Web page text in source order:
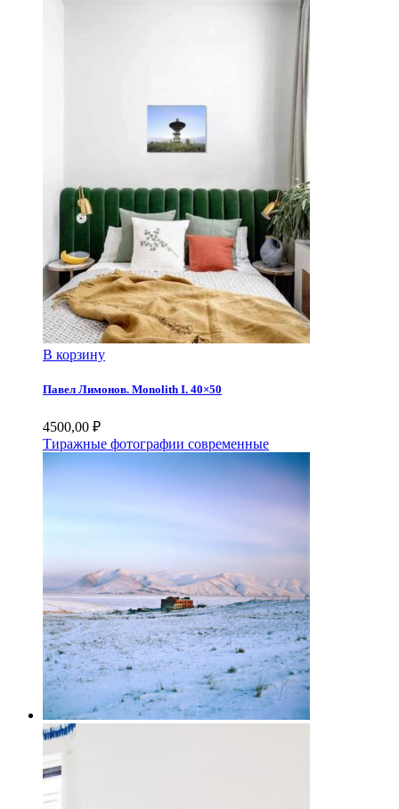
В корзину
Павел Лимонов. Monolith I. 40×50
4500,00 ₽
Тиражные фотографии современные